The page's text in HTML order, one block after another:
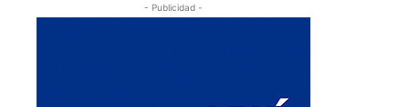
- Publicidad -